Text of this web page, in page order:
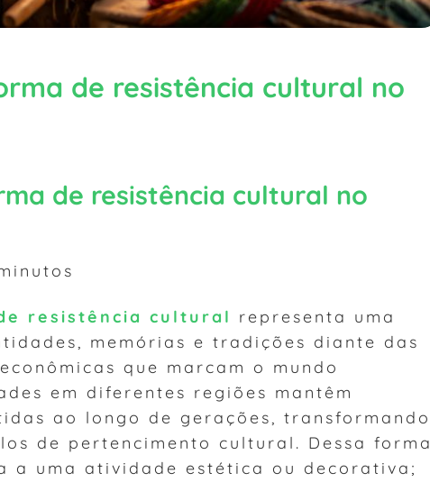
de resistência cultural no
de resistência cultural no
resistência cultural representa uma
memórias e tradições diante das
que marcam o mundo
em diferentes regiões mantêm
ao longo de gerações, transformando
de pertencimento cultural. Dessa forma,
a uma atividade estética ou decorativa;